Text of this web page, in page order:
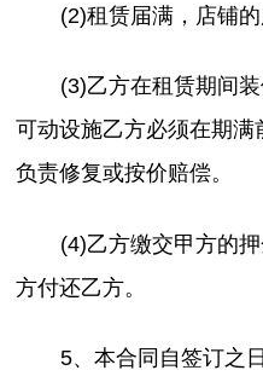
(2)租赁届满，店铺
(3)乙方在租赁期间
可动设施乙方必须在期
负责修复或按价赔偿。
(4)乙方缴交甲方的
方付还乙方。
5、本合同自签订之